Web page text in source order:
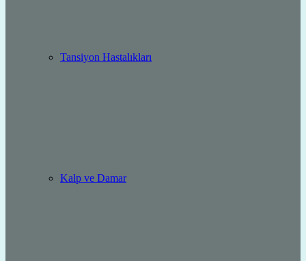
Tansiyon Hastalıkları
Kalp ve Damar